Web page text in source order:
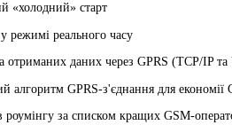
«холодний» старт
режимі реального часу
отриманих даних через GPRS (TCP/IP
алгоритм GPRS-з'єднання для економії
роумінгу за списком кращих GSM-